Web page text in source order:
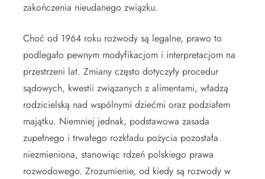
zakończenia nieudanego związku.
Choć od 1964 roku rozwody są legalne, prawo to
podlegało pewnym modyfikacjom i interpretacjom na
przestrzeni lat. Zmiany często dotyczyły procedur
sądowych, kwestii związanych z alimentami, władzą
rodzicielską nad wspólnymi dziećmi oraz podziałem
majątku. Niemniej jednak, podstawowa zasada
zupełnego i trwałego rozkładu pożycia pozostała
niezmieniona, stanowiąc rdzeń polskiego prawa
rozwodowego. Zrozumienie, od kiedy są rozwody w